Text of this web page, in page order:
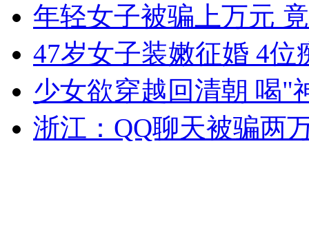
走！跟着总书记去植树
消防员救轻生者 花炮节热闹非凡 减压"枕头大战"
年轻女子被骗上万元
47岁女子装嫩征婚 4位
少女欲穿越回清朝 喝"
浙江：QQ聊天被骗两